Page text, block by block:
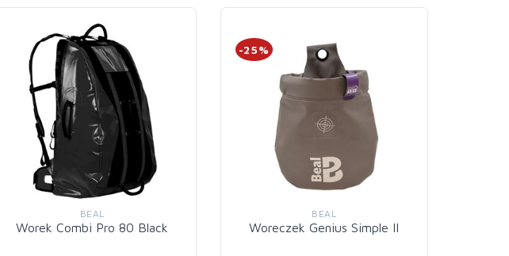
BEAL
Worek Combi Pro 80 Black
-25%
BEAL
Woreczek Genius Simple II